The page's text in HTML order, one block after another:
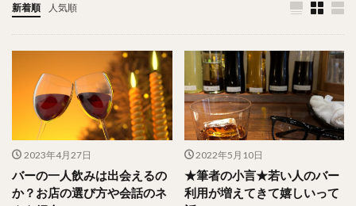
新着順 人気順
2023年4月27日
バーの一人飲みは出会えるの
か？お店の選び方や会話のネ
2022年5月10日
★筆者の小言★若い人のバー
利用が増えてきて嬉しいって